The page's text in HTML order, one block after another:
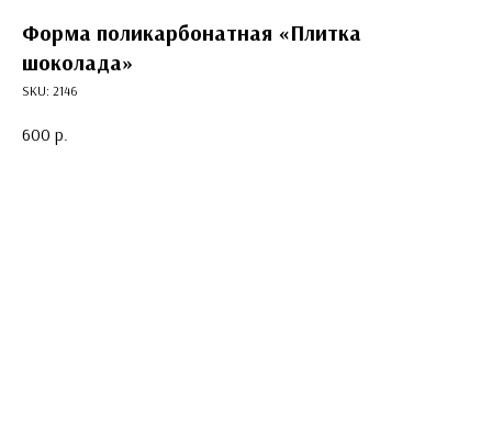
Форма поликарбонатная «Плитка
шоколада»
SKU: 2146
600 р.